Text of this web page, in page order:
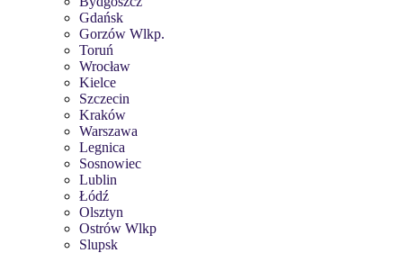
Gdańsk
Gorzów Wlkp.
Toruń
Wrocław
Kielce
Szczecin
Kraków
Warszawa
Legnica
Sosnowiec
Lublin
Łódź
Olsztyn
Ostrów Wlkp
Slupsk